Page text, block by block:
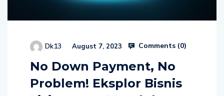
Dk13 August 7, 2023 Comments (0)
No Down Payment, No
Problem! Eksplor Bisnis